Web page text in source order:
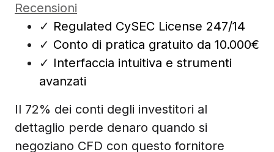
Recensioni
✓ Regulated CySEC License 247/14
✓ Conto di pratica gratuito da 10.000€
✓ Interfaccia intuitiva e strumenti
avanzati
Il 72% dei conti degli investitori al
dettaglio perde denaro quando si
negoziano CFD con questo fornitore